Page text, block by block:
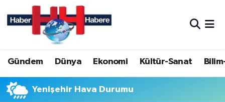
Gündem Dünya Ekonomi Kültür-Sanat
Yenişehir Hava Durumu
Hava Durumu
Trafik Durumu
Süper Lig Puan Durumu ve Fikstür